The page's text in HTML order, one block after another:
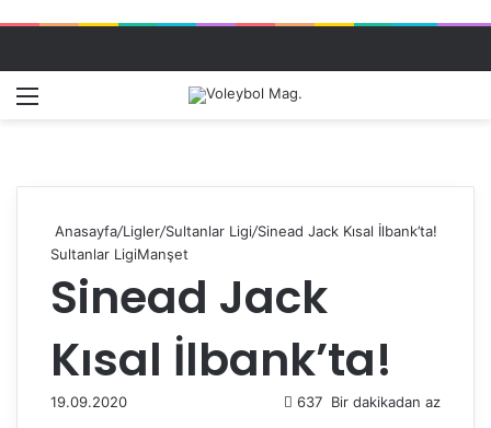
Anasayfa/Ligler/Sultanlar Ligi/Sinead Jack Kısal İlbank’ta!
Sultanlar LigiManşet
Sinead Jack
Kısal İlbank’ta!
19.09.2020 637 Bir dakikadan az